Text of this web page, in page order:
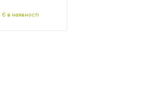
Є в наявності